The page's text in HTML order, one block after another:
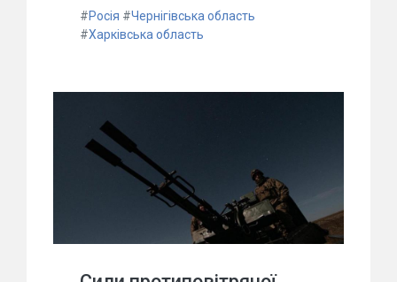
#Росія #Чернігівська область
#Харківська область